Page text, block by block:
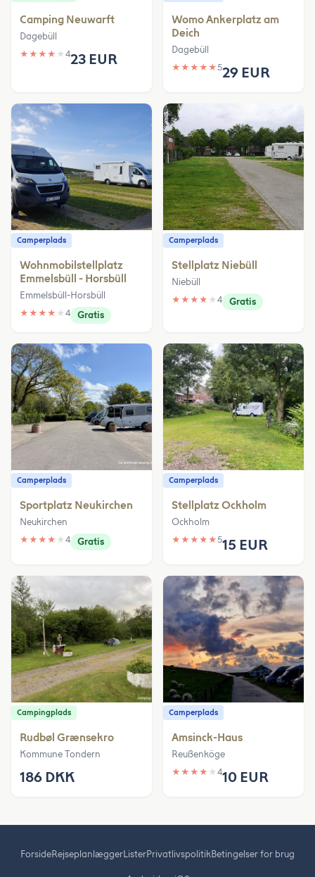
Camping Neuwarft
Dagebüll
★ ★ ★ ★ ★ 423 EUR
Womo Ankerplatz am
Deich
Dagebüll
★ ★ ★ ★ ★529 EUR
Camperplads
Wohnmobilstellplatz
Emmelsbüll - Horsbüll
Emmelsbüll-Horsbüll
★ ★ ★ ★ ★ 4 Gratis
Camperplads
Stellplatz Niebüll
Niebüll
★ ★ ★ ★ ★ 4 Gratis
Camperplads
Sportplatz Neukirchen
Neukirchen
★ ★ ★ ★ ★ 4 Gratis
Camperplads
Stellplatz Ockholm
Ockholm
★ ★ ★ ★ ★515 EUR
Campingplads
Rudbøl Grænsekro
Kommune Tondern
186 DKK
Camperplads
Amsinck-Haus
Reußenköge
★ ★ ★ ★ ★ 410 EUR
ForsideRejseplanlæggerListerPrivatlivspolitikBetingelser for brug